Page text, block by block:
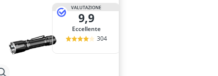
VALUTAZIONE
9,9
Eccellente
304